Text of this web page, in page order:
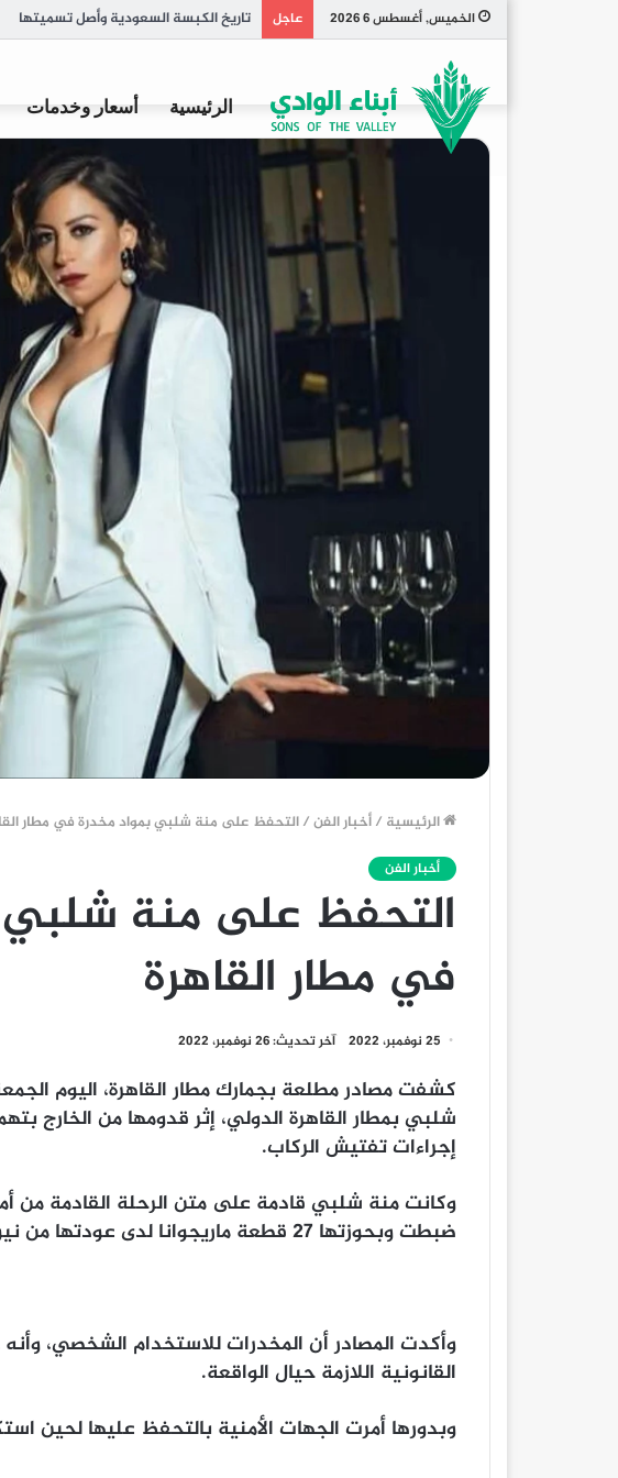
الخميس, أغسطس 6 2026 عاجل كم مرة يتبرز الجرو يوميًا؟ وما العلامات
الرئيسية أسعار وخدمات
الرئيسية /أخبار الفن/التحفظ على منة شلبي بمواد مخدرة في مطار
أخبار الفن
التحفظ على منة شلبي
في مطار القاهرة
25 نوفمبر، 2022 آخر تحديث: 26 نوفمبر، 2022
كشفت مصادر مطلعة بجمارك مطار القاهرة، اليوم
شلبي بمطار القاهرة الدولي، إثر قدومها من الخارج
إجراءات تفتيش الركاب.
وكانت منة شلبي قادمة على متن الرحلة القادمة من
ضبطت وبحوزتها 27 قطعة ماريجوانا لدى عودتها من نيويورك.
وأكدت المصادر أن المخدرات للاستخدام الشخصي،
القانونية اللازمة حيال الواقعة.
وبدورها أمرت الجهات الأمنية بالتحفظ عليها لحين